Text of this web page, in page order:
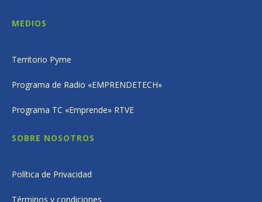
MEDIOS
Territorio Pyme
Programa de Radio «EMPRENDETECH»
Programa TC «Emprende» RTVE
SOBRE NOSOTROS
Política de Privacidad
Términos y condiciones